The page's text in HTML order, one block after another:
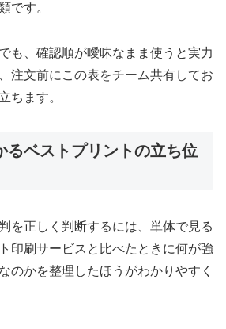
です。
も、確認順が曖昧なまま使うと実力
注文前にこの表をチーム共有してお
ちます。
るベストプリントの立ち位
を正しく判断するには、単体で見る
印刷サービスと比べたときに何が強
のかを整理したほうがわかりやすく